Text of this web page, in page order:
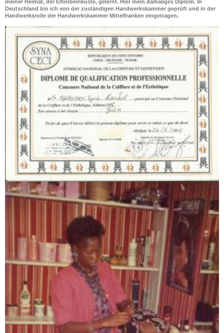
meiner Heimat, der Elfenbeinküste, gelernt. Hier mein damaliges Diplom. In
Deutschland bin ich von der zuständigen Handwerkskammer geprüft und in der
Handwerksrolle der Handwerkskammer Mittelfranken eingetragen.